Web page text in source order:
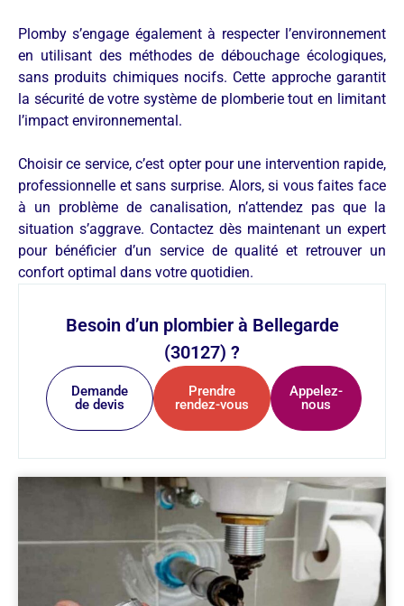
Plomby s’engage également à respecter l’environnement
en utilisant des méthodes de débouchage écologiques,
sans produits chimiques nocifs. Cette approche garantit
la sécurité de votre système de plomberie tout en limitant
l’impact environnemental.
Choisir ce service, c’est opter pour une intervention rapide,
professionnelle et sans surprise. Alors, si vous faites face
à un problème de canalisation, n’attendez pas que la
situation s’aggrave. Contactez dès maintenant un expert
pour bénéficier d’un service de qualité et retrouver un
confort optimal dans votre quotidien.
Besoin d’un plombier à Bellegarde
(30127) ?
Demande
de devis
Prendre
rendez-vous
Appelez-
nous